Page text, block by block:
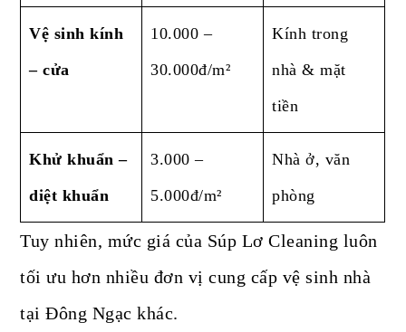
Vệ sinh kính
– cửa
10.000 –
30.000đ/m²
Kính trong
nhà & mặt
tiền
Khử khuẩn –
diệt khuẩn
3.000 –
5.000đ/m²
Nhà ở, văn
phòng
Tuy nhiên, mức giá của Súp Lơ Cleaning luôn
tối ưu hơn nhiều đơn vị cung cấp vệ sinh nhà
tại Đông Ngạc khác.